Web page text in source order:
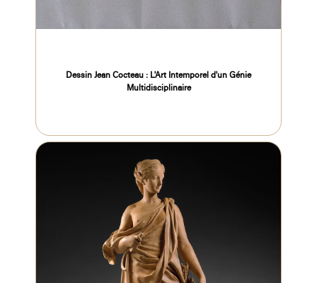
Dessin Jean Cocteau : L'Art Intemporel d'un Génie
Multidisciplinaire